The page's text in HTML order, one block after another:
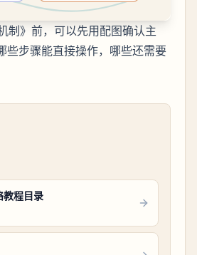
制》前，可以先用配图确认主
些步骤能直接操作，哪些还需要
程目录